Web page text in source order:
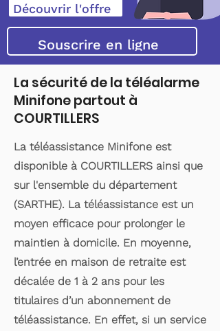
Découvrir l'offre
Souscrire en ligne
La sécurité de la téléalarme
Minifone partout à
COURTILLERS
La téléassistance Minifone est
disponible à COURTILLERS ainsi que
sur l'ensemble du département
(SARTHE). La téléassistance est un
moyen efficace pour prolonger le
maintien à domicile. En moyenne,
l’entrée en maison de retraite est
décalée de 1 à 2 ans pour les
titulaires d’un abonnement de
téléassistance. En effet, si un service